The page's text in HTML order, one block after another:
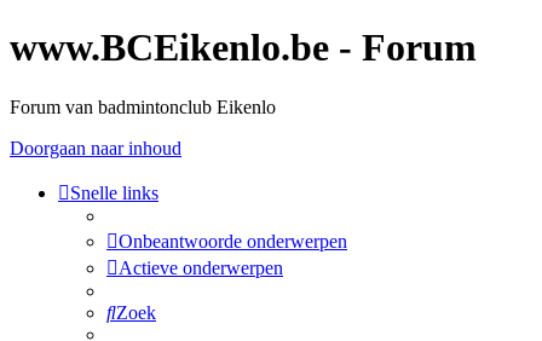
www.BCEikenlo.be - Forum
Forum van badmintonclub Eikenlo
Doorgaan naar inhoud
Snelle links
Onbeantwoorde onderwerpen
Actieve onderwerpen
Zoek